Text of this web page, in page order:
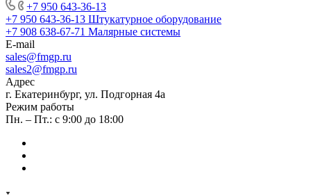
+7 950 643-36-13
+7 950 643-36-13 Штукатурное оборудование
+7 908 638-67-71 Малярные системы
E-mail
sales@fmgp.ru
sales2@fmgp.ru
Адрес
г. Екатеринбург, ул. Подгорная 4а
Режим работы
Пн. – Пт.: с 9:00 до 18:00